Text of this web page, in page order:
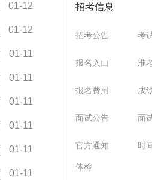
01-12
01-12
01-11
01-11
01-11
01-11
01-11
01-11
招考信息
招考公告 考
报名入口 准
报名费用 成
面试公告 面
官方通知 时
体检